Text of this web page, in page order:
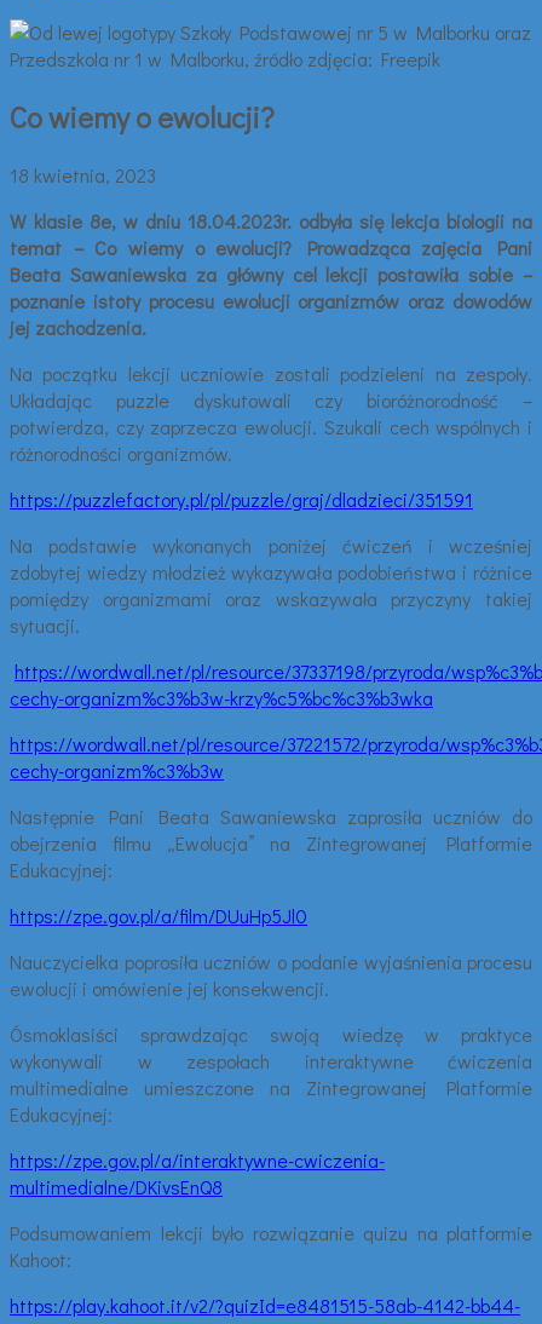
Co wiemy o ewolucji?
18 kwietnia, 2023
W klasie 8e, w dniu 18.04.2023r. odbyła się lekcja biologii na
temat – Co wiemy o ewolucji? Prowadząca zajęcia Pani
Beata Sawaniewska za główny cel lekcji postawiła sobie –
poznanie istoty procesu ewolucji organizmów oraz dowodów
jej zachodzenia.
Na początku lekcji uczniowie zostali podzieleni na zespoły.
Układając puzzle dyskutowali czy bioróżnorodność –
potwierdza, czy zaprzecza ewolucji. Szukali cech wspólnych i
różnorodności organizmów.
https://puzzlefactory.pl/pl/puzzle/graj/dladzieci/351591
Na podstawie wykonanych poniżej ćwiczeń i wcześniej
zdobytej wiedzy młodzież wykazywała podobieństwa i różnice
pomiędzy organizmami oraz wskazywała przyczyny takiej
sytuacji.
https://wordwall.net/pl/resource/37337198/przyroda/
cechy-organizm%c3%b3w-krzy%c5%bc%c3%b3wka
https://wordwall.net/pl/resource/37221572/przyroda/
cechy-organizm%c3%b3w
Następnie Pani Beata Sawaniewska zaprosiła uczniów do
obejrzenia filmu „Ewolucja” na Zintegrowanej Platformie
Edukacyjnej:
https://zpe.gov.pl/a/film/DUuHp5Jl0
Nauczycielka poprosiła uczniów o podanie wyjaśnienia procesu
ewolucji i omówienie jej konsekwencji.
Ósmoklasiści sprawdzając swoją wiedzę w praktyce
wykonywali w zespołach interaktywne ćwiczenia
multimedialne umieszczone na Zintegrowanej Platformie
Edukacyjnej:
https://zpe.gov.pl/a/interaktywne-cwiczenia-
multimedialne/DKivsEnQ8
Podsumowaniem lekcji było rozwiązanie quizu na platformie
Kahoot:
https://play.kahoot.it/v2/?quizId=e8481515-58ab-4142-bb44-